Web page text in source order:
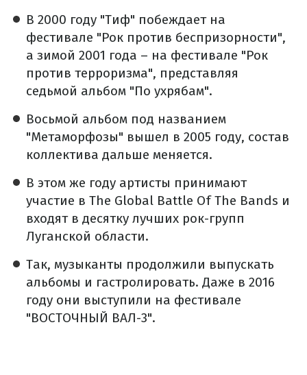
В 2000 году "Тиф" побеждает на
фестивале "Рок против беспризорности",
а зимой 2001 года – на фестивале "Рок
против терроризма", представляя
седьмой альбом "По ухрябам".
Восьмой альбом под названием
"Метаморфозы" вышел в 2005 году, состав
коллектива дальше меняется.
В этом же году артисты принимают
участие в The Global Battle Of The Bands и
входят в десятку лучших рок-групп
Луганской области.
Так, музыканты продолжили выпускать
альбомы и гастролировать. Даже в 2016
году они выступили на фестивале
"ВОСТОЧНЫЙ ВАЛ-3".